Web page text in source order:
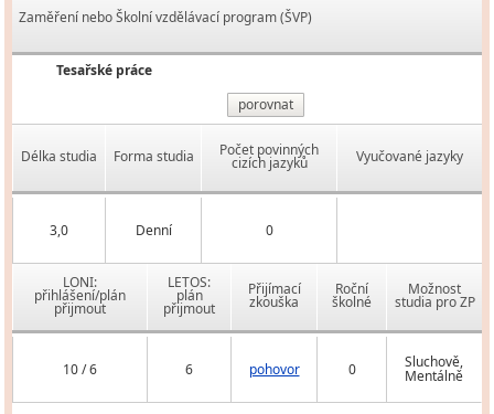
Zaměření nebo Školní vzdělávací program (ŠVP)
Tesařské práce
porovnat
Délka studia Forma studia Počet povinných
cizích jazyků Vyučované jazyky
3,0 Denní 0
LONI:
přihlášení/plán
přijmout
LETOS:
plán
přijmout
Přijímací
zkouška
Roční
školné
Možnost
studia pro ZP
10 / 6 6 pohovor 0 Sluchově,
Mentálně